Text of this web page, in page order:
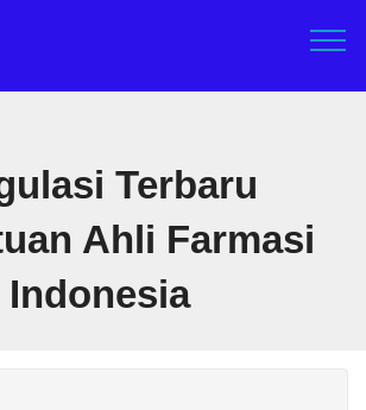
Terbaru
Ahli Farmasi
Indonesia